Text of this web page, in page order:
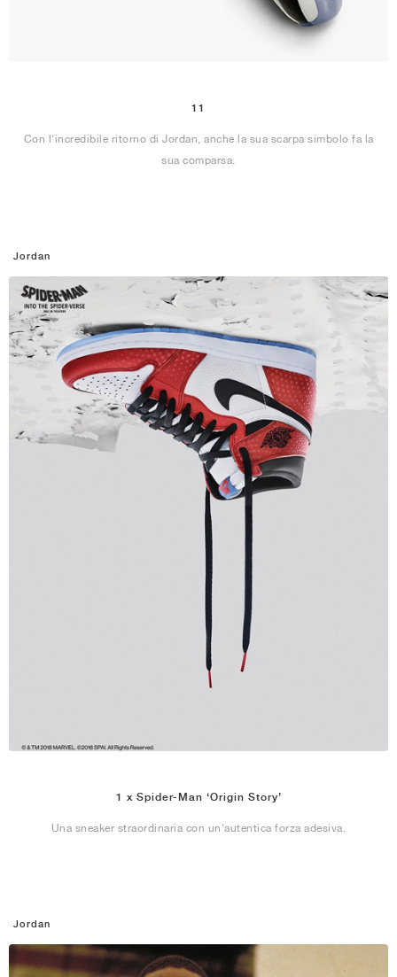
11
Con l'incredibile ritorno di Jordan, anche la sua scarpa simbolo fa la
sua comparsa.
Jordan
1 x Spider-Man ‘Origin Story’
Una sneaker straordinaria con un'autentica forza adesiva.
Jordan